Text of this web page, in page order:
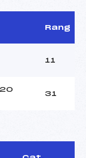
Rang
11
31